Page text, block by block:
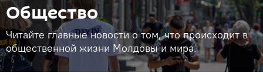
Общество
Читайте главные новости о том, что происходит в
общественной жизни Молдовы и мира.